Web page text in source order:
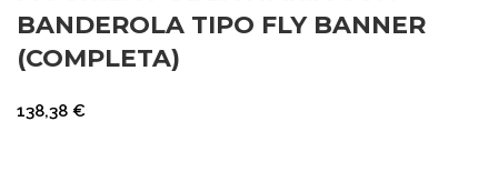
BANDEROLA TIPO FLY BANNER
(COMPLETA)
138,38 €